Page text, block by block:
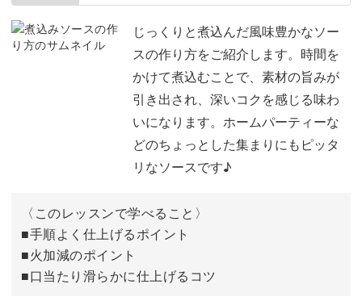
食材を切る 03:14
04:41
08:18
09:57
パスタとソースを合わせる
盛り付けをする
完成♪
じっくりと煮込んだ風味豊かなソー
スの作り方をご紹介します。時間を
かけて煮込むことで、素材の旨みが
引き出され、深いコクを感じる味わ
いになります。ホームパーティーな
どのちょっとした集まりにもピッタ
リなソースです♪
〈このレッスンで学べること〉
■手順よく仕上げるポイント
■火加減のポイント
■口当たり滑らかに仕上げるコツ